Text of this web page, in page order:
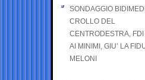
SONDAGGIO
CROLLO DEL
CENTRODESTRA, FDI
AI MINIMI, GIU’ LA
MELONI